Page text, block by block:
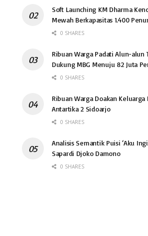
Soft Launching KM Dharma
Mewah Berkapasitas 1.400
0 SHARES
Ribuan Warga Padati Alun-alun
Dukung MBG Menuju 82 Juta
0 SHARES
Ribuan Warga Doakan Keluarga
Antartika 2 Sidoarjo
0 SHARES
Analisis Semantik Puisi ‘Aku
Sapardi Djoko Damono
0 SHARES